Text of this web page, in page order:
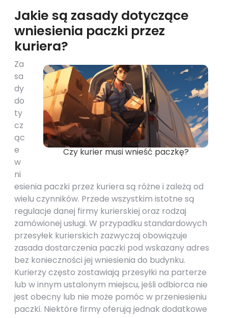
Jakie są zasady dotyczące
wniesienia paczki przez
kuriera?
Czy kurier musi wnieść paczkę?
Za
sa
dy
do
ty
cz
ąc
e
w
ni
esienia paczki przez kuriera są różne i zależą od
wielu czynników. Przede wszystkim istotne są
regulacje danej firmy kurierskiej oraz rodzaj
zamówionej usługi. W przypadku standardowych
przesyłek kurierskich zazwyczaj obowiązuje
zasada dostarczenia paczki pod wskazany adres
bez konieczności jej wniesienia do budynku.
Kurierzy często zostawiają przesyłki na parterze
lub w innym ustalonym miejscu, jeśli odbiorca nie
jest obecny lub nie może pomóc w przeniesieniu
paczki. Niektóre firmy oferują jednak dodatkowe